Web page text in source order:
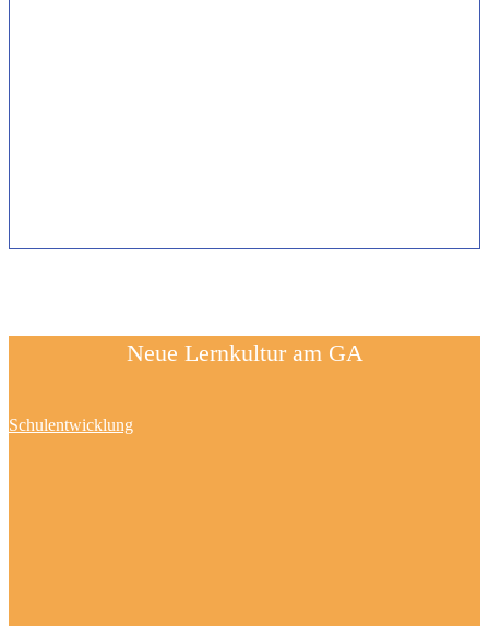
Neue Lernkultur am GA
Schulentwicklung